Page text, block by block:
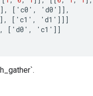
] , [ ' c0 ' , ' d0 ' ]] ,
] , [ ' c1 ' , ' d1 ' ]]]
, [ ' d0 ' , ' c1 ' ]]